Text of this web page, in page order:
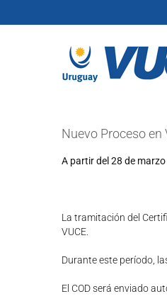
Nuevo Proceso
A partir del 28 de
La tramitación del
VUCE.
Durante este período,
El COD será enviado